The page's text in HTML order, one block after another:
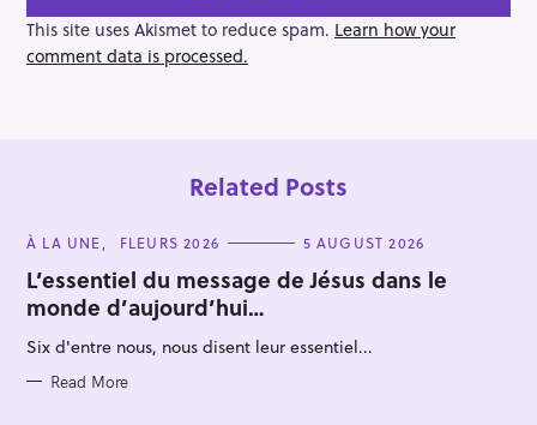
g
a
t
This site uses Akismet to reduce spam. Learn how your
comment data is processed.
Related Posts
C
T
E
G
O
I
S
À LA UNE FLEURS 2026 5 AUGUST 2026
L’essentiel du message de Jésus dans le
monde d’aujourd’hui…
Six d'entre nous, nous disent leur essentiel...
Read More